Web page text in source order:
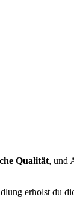
Qualität, und
erholst du